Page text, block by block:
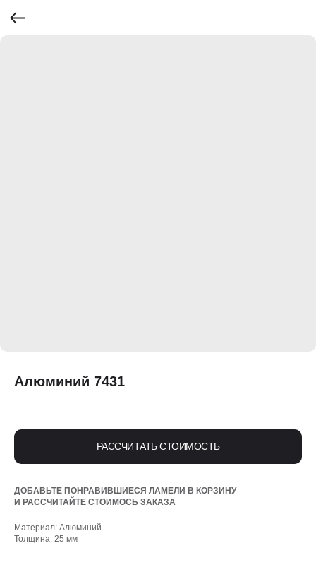
Алюминий 7431
РАССЧИТАТЬ СТОИМОСТЬ
ДОБАВЬТЕ ПОНРАВИВШИЕСЯ ЛАМЕЛИ В КОРЗИНУ
И РАССЧИТАЙТЕ СТОИМОСЬ ЗАКАЗА
Материал: Алюминий
Толщина: 25 мм